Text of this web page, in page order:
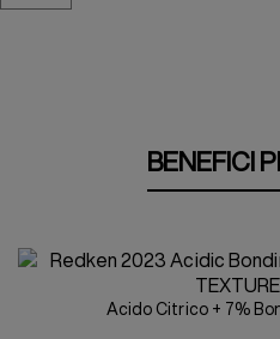
BENEFICI
Acido Citrico + 7%